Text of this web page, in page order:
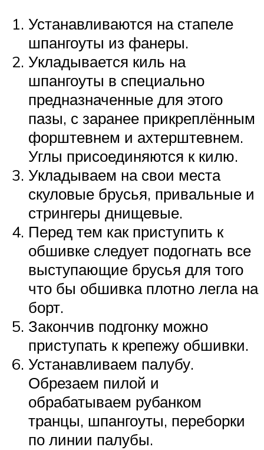
Устанавливаются на стапеле
шпангоуты из фанеры.
Укладывается киль на
шпангоуты в специально
предназначенные для этого
пазы, с заранее прикреплённым
форштевнем и ахтерштевнем.
Углы присоединяются к килю.
Укладываем на свои места
скуловые брусья, привальные и
стрингеры днищевые.
Перед тем как приступить к
обшивке следует подогнать все
выступающие брусья для того
что бы обшивка плотно легла на
борт.
Закончив подгонку можно
приступать к крепежу обшивки.
Устанавливаем палубу.
Обрезаем пилой и
обрабатываем рубанком
транцы, шпангоуты, переборки
по линии палубы.